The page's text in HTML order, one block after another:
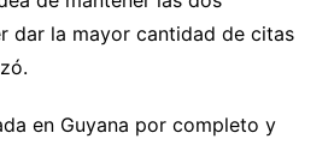
dar la mayor cantidad de citas
en Guyana por completo y